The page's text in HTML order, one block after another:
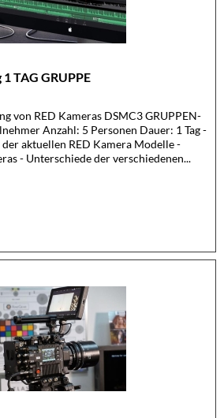
TAG GRUPPE
von RED Kameras DSMC3 GRUPPEN-
Anzahl: 5 Personen Dauer: 1 Tag -
aktuellen RED Kamera Modelle -
- Unterschiede der verschiedenen...